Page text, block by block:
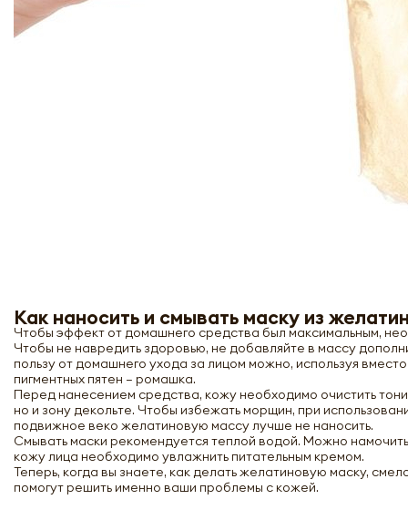
Как наносить и смывать маску из
Чтобы эффект от домашнего средства был максимальным,
Чтобы не навредить здоровью, не добавляйте в массу
пользу от домашнего ухода за лицом можно, используя
пигментных пятен — ромашка.
Перед нанесением средства, кожу необходимо очистить
но и зону декольте. Чтобы избежать морщин, при
подвижное веко желатиновую массу лучше не наносить.
Смывать маски рекомендуется теплой водой. Можно
кожу лица необходимо увлажнить питательным кремом.
Теперь, когда вы знаете, как делать желатиновую маску,
помогут решить именно ваши проблемы с кожей.